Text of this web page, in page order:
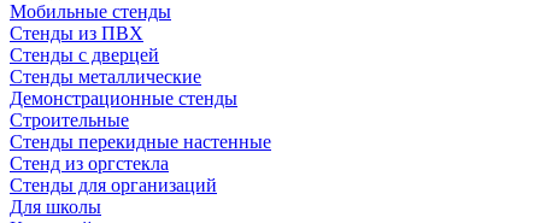
Мобильные стенды
Стенды из ПВХ
Стенды с дверцей
Стенды металлические
Демонстрационные стенды
Строительные
Стенды перекидные настенные
Стенд из оргстекла
Стенды для организаций
Для школы